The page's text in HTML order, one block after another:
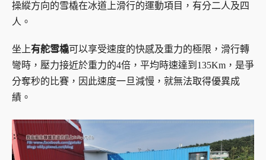
操縱方向的雪橇在冰道上滑行的運動項目，有分二人及四
人。
坐上有舵雪橇可以享受速度的快感及重力的極限，滑行轉
彎時，壓力接近於重力的4倍，平均時速達到135Km，是爭
分奪秒的比賽，因此速度一旦減慢，就無法取得優異成
績。